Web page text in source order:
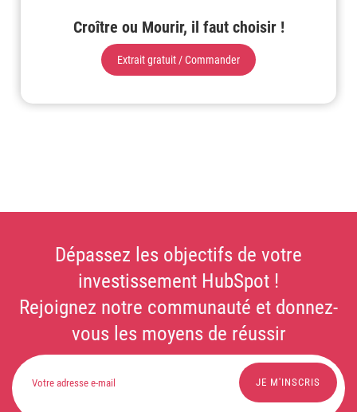
Croître ou Mourir, il faut choisir !
Extrait gratuit / Commander
Dépassez les objectifs de votre
investissement HubSpot !
Rejoignez notre communauté et donnez-
vous les moyens de réussir